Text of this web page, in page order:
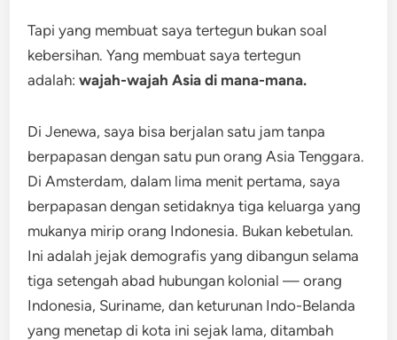
Tapi yang membuat saya tertegun bukan soal
kebersihan. Yang membuat saya tertegun
adalah:wajah-wajah Asia di mana-mana.
Di Jenewa, saya bisa berjalan satu jam tanpa
berpapasan dengan satu pun orang Asia Tenggara.
Di Amsterdam, dalam lima menit pertama, saya
berpapasan dengan setidaknya tiga keluarga yang
mukanya mirip orang Indonesia. Bukan kebetulan.
Ini adalah jejak demografis yang dibangun selama
tiga setengah abad hubungan kolonial — orang
Indonesia, Suriname, dan keturunan Indo-Belanda
yang menetap di kota ini sejak lama, ditambah